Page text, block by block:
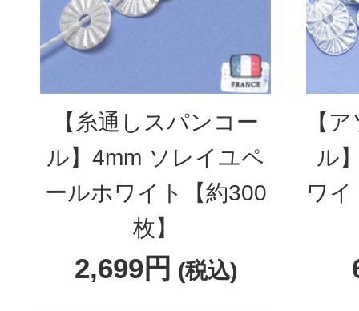
【糸通しスパンコー
ル】4mm ソレイユペ
ールホワイト【約300
枚】
2,699円 (税込)
【
ル
ワ